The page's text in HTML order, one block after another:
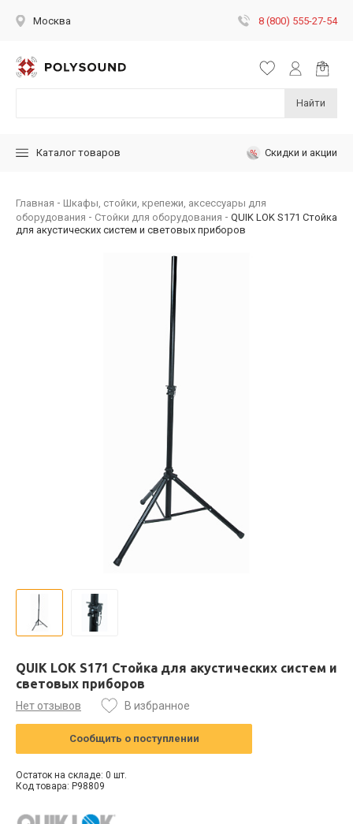
Москва 8 (800) 555-27-54
Найти
Каталог товаров Скидки и акции
Главная
Шкафы, стойки, крепежи, аксессуары для
оборудования
Стойки для оборудования
QUIK LOK S171 Стойка
для акустических систем и световых приборов
QUIK LOK S171 Стойка для акустических систем и
световых приборов
Нет отзывов В избранное
Сообщить о поступлении
Остаток на складе: 0 шт.
Код товара: P98809